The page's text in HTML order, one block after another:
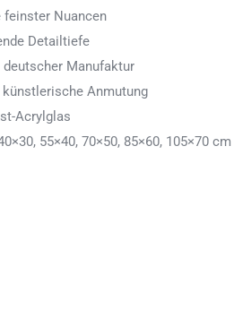
feinster Nuancen
Detailtiefe
Manufaktur
Anmutung
Acrylglas
55×40, 70×50, 85×60, 105×70 cm